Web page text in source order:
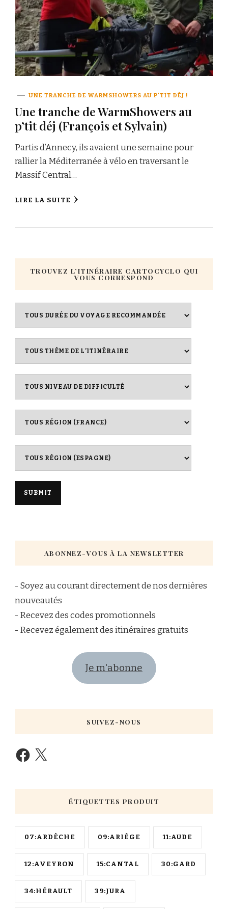
UNE TRANCHE DE WARMSHOWERS AU P'TIT DÉJ !
Une tranche de WarmShowers au
p’tit déj (François et Sylvain)
Partis d’Annecy, ils avaient une semaine pour
rallier la Méditerranée à vélo en traversant le
Massif Central…
LIRE LA SUITE
TROUVEZ L’ITINÉRAIRE CARTOCYCLO QUI
VOUS CORRESPOND
ABONNEZ-VOUS À LA NEWSLETTER
- Soyez au courant directement de nos dernières
nouveautés
- Recevez des codes promotionnels
- Recevez également des itinéraires gratuits
Je m'abonne
SUIVEZ-NOUS
ÉTIQUETTES PRODUIT
07:ARDÈCHE 09:ARIÈGE 11:AUDE
12:AVEYRON 15:CANTAL 30:GARD
34:HÉRAULT 39:JURA